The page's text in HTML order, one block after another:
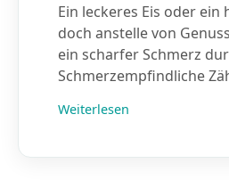
Ein leckeres Eis oder ein
doch anstelle von
ein scharfer Schmerz
Schmerzempfindliche
Weiterlesen